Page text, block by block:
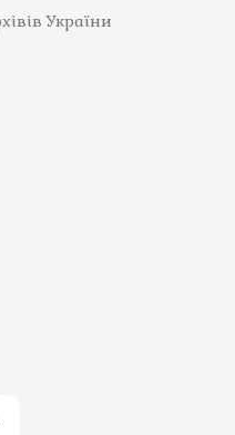
України